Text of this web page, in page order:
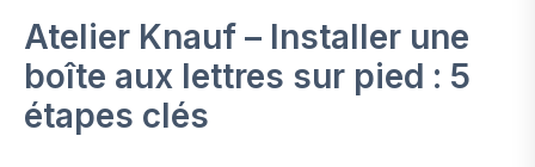
Atelier Knauf – Installer une
boîte aux lettres sur pied : 5
étapes clés